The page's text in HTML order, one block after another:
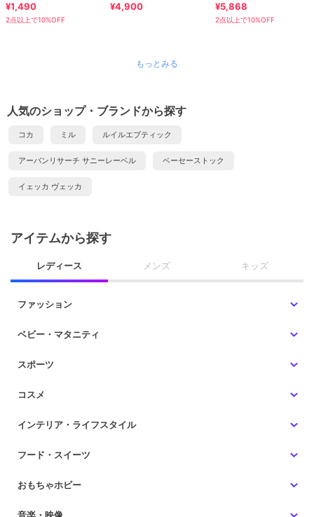
ムオールインワン 全2色
¥1,490
2点以上で10%OFF
¥4,900
ミル】
¥5,868
2点以上で10%OFF
もっとみる
人気のショップ・ブランドから探す
コカ ミル ルイルエブティック
アーバンリサーチ サニーレーベル ベーセーストック
イェッカ ヴェッカ
アイテムから探す
レディース メンズ キッズ
ファッション
ベビー・マタニティ
スポーツ
コスメ
インテリア・ライフスタイル
フード・スイーツ
おもちゃホビー
音楽・映像